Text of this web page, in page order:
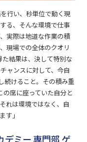
行い、秒単位で動く現
る、そんな環境で仕事
実際は地道な作業の積
現場での全体のクオリ
結果は、決して特別な
ャンスに対して、今自
続けること。その積み重
席に座っていた自分と
れは環境ではなく、自
す」
デミー 専門部 ゲ